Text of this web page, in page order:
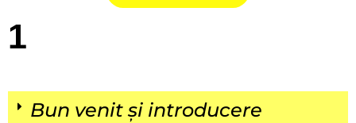
1
Bun venit și introducere